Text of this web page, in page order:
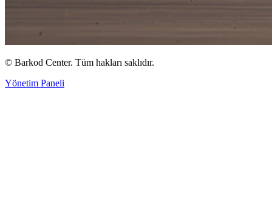
© Barkod Center. Tüm hakları saklıdır.
Yönetim Paneli